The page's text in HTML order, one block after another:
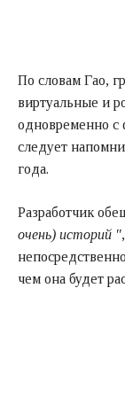
По словам Гао,
виртуальные и
одновременно с
следует
года.
Разработчик
очень) историй "
чем она будет